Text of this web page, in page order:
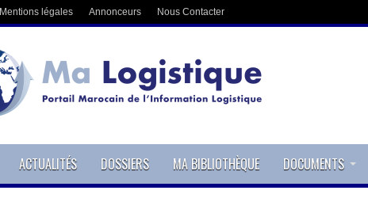
Mentions légales Annonceurs Nous Contacter
ACTUALITÉS DOSSIERS MA BIBLIOTHÈQUE DOCUMENTS